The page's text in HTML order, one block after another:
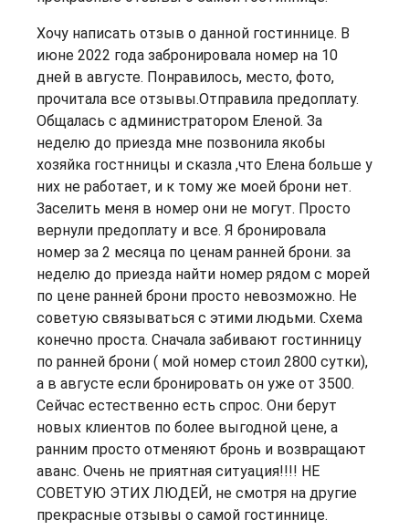
Хочу написать отзыв о данной гостиннице. В
июне 2022 года забронировала номер на 10
дней в августе. Понравилось, место, фото,
прочитала все отзывы.Отправила предоплату.
Общалась с администратором Еленой. За
неделю до приезда мне позвонила якобы
хозяйка гостнницы и сказла ,что Елена больше у
них не работает, и к тому же моей брони нет.
Заселить меня в номер они не могут. Просто
вернули предоплату и все. Я бронировала
номер за 2 месяца по ценам ранней брони. за
неделю до приезда найти номер рядом с морей
по цене ранней брони просто невозможно. Не
советую связываться с этими людьми. Схема
конечно проста. Сначала забивают гостинницу
по ранней брони ( мой номер стоил 2800 сутки),
а в августе если бронировать он уже от 3500.
Сейчас естественно есть спрос. Они берут
новых клиентов по более выгодной цене, а
ранним просто отменяют бронь и возвращают
аванс. Очень не приятная ситуация!!!! НЕ
СОВЕТУЮ ЭТИХ ЛЮДЕЙ, не смотря на другие
прекрасные отзывы о самой гостиннице.